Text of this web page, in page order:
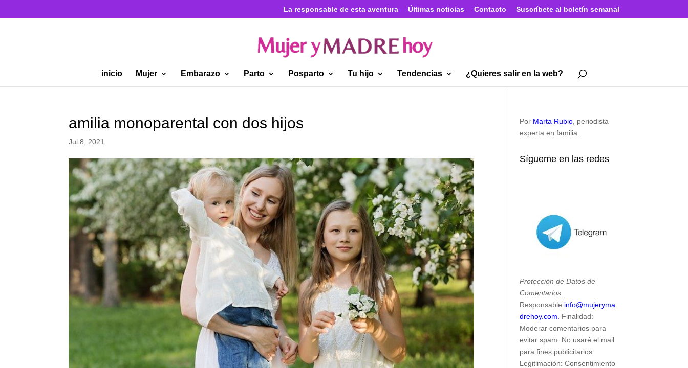
La responsable de esta aventura Últimas noticias Contacto Suscríbete al boletín semanal
inicio Mujer Embarazo Parto Posparto Tu hijo Tendencias ¿Quieres salir en la web?
amilia monoparental con dos hijos
Jul 8, 2021
Por Marta Rubio , periodista
experta en familia.
Sígueme en las redes
Protección de Datos de
Comentarios
Responsable:info@mujeryma
drehoy.com.
Finalidad:
Moderar comentarios para
evitar spam. No usaré el mail
para fines publicitarios.
Legitimación: Consentimiento